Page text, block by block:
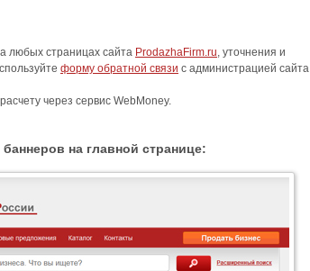
любых страницах сайта ProdazhaFirm.ru, уточнения и
форму обратной связи с администрацией сайта
через сервис WebMoney.
на главной странице: